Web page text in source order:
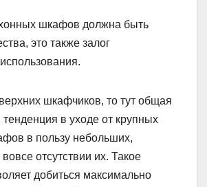
шкафов должна быть
это также залог
шкафчиков, то тут общая
тенденция в уходе от крупных
в пользу небольших,
отсутствии их. Такое
добиться максимально